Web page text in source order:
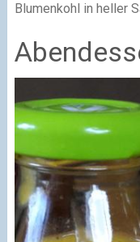
Blumenkohl in heller